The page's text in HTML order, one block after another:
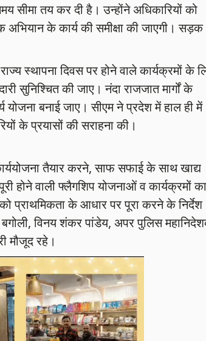
सीमा तय कर दी है। उन्होंने अधिकारियों को
के कार्य की समीक्षा की जाएगी। सड़क
स्थापना दिवस पर होने वाले कार्यक्रमों के
सुनिश्चित की जाए। नंदा राजजात मार्गों के
बनाई जाए। सीएम ने प्रदेश में हाल ही में
के प्रयासों की सराहना की।
तैयार करने, साफ सफाई के साथ खाद्य
होने वाली फ्लैगशिप योजनाओं व कार्यक्रमों का
को प्राथमिकता के आधार पर पूरा करने के निर्देश
विनय शंकर पांडेय, अपर पुलिस
मौजूद रहे।